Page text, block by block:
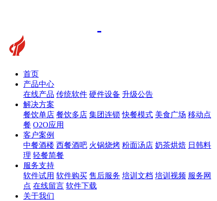
首页
产品中心
在线产品 传统软件 硬件设备 升级公告
解决方案
餐饮单店 餐饮多店 集团连锁 快餐模式 美食广场 移动点
餐 O2O应用
客户案例
中餐酒楼 西餐酒吧 火锅烧烤 粉面汤店 奶茶烘焙 日韩料
理 轻餐简餐
服务支持
软件试用 软件购买 售后服务 培训文档 培训视频 服务网
点 在线留言 软件下载
关于我们